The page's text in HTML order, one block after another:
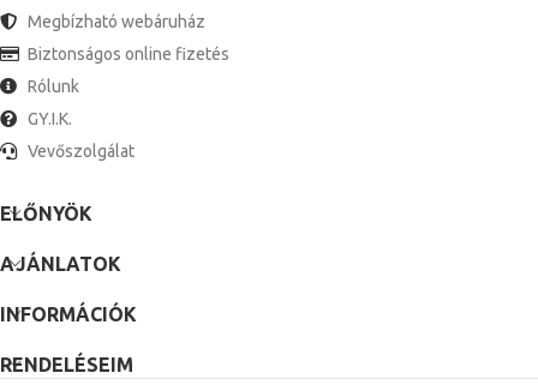
Megbízható webáruház
Biztonságos online fizetés
Rólunk
GY.I.K.
Vevőszolgálat
ELŐNYÖK
AJÁNLATOK
INFORMÁCIÓK
RENDELÉSEIM